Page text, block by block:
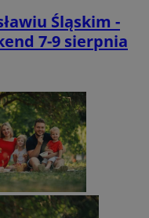
Śląskim -
7-9 sierpnia